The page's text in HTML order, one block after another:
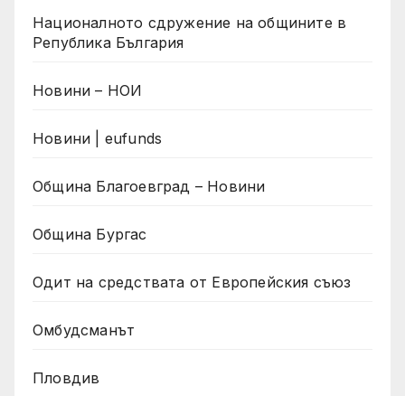
Националното сдружение на общините в
Република България
Новини – НОИ
Новини | eufunds
Община Благоевград – Новини
Община Бургас
Одит на средствата от Европейския съюз
Омбудсманът
Пловдив